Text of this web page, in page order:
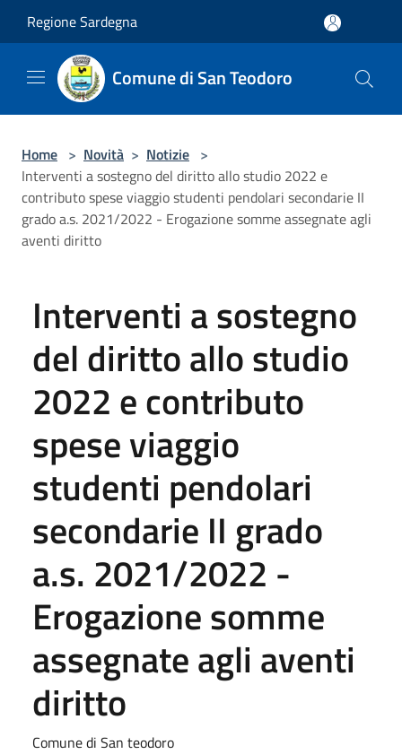
Regione Sardegna
Comune di San Teodoro
Home > Novità > Notizie >
Interventi a sostegno del diritto allo studio 2022 e
contributo spese viaggio studenti pendolari secondarie II
grado a.s. 2021/2022 - Erogazione somme assegnate agli
aventi diritto
Interventi a sostegno
del diritto allo studio
2022 e contributo
spese viaggio
studenti pendolari
secondarie II grado
a.s. 2021/2022 -
Erogazione somme
assegnate agli aventi
diritto
Comune di San teodoro